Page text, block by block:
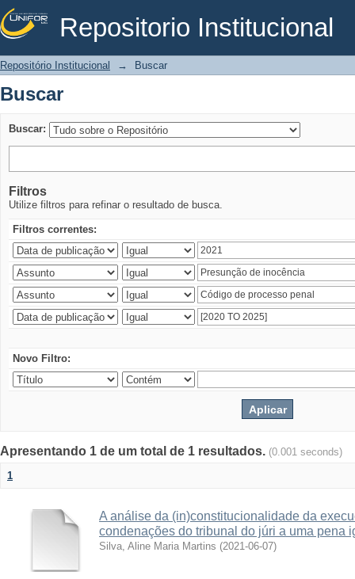
Repositorio Institucional
Buscar
Repositório Institucional → Buscar
Buscar
Buscar:
Filtros
Utilize filtros para refinar o resultado de busca.
Filtros correntes:
Novo Filtro:
Apresentando 1 de um total de 1 resultados. (0.001 seconds)
1
A análise da (in)constitucionalidade da
condenações do tribunal do júri a uma pena
Silva, Aline Maria Martins (2021-06-07)